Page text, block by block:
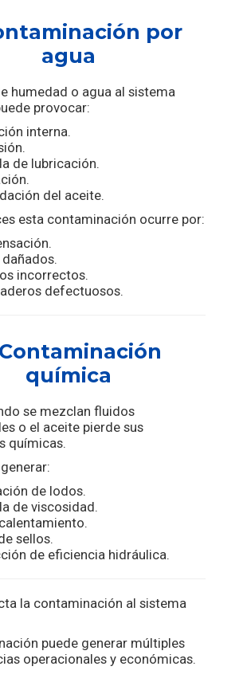
por
agua
humedad o agua al sistema
provocar:
interna.
de lubricación.
del aceite.
esta contaminación ocurre por:
incorrectos.
defectuosos.
química
se mezclan fluidos
o el aceite pierde sus
químicas.
de lodos.
de viscosidad.
sellos.
de eficiencia hidráulica.
la contaminación al sistema
puede generar múltiples
operacionales y económicas.